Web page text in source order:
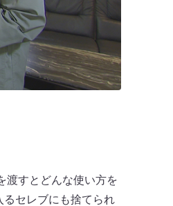
渡すとどんな使い方を
セレブにも捨てられ